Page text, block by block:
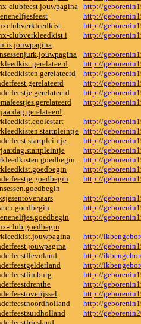
clubfeest.jouwpagina
clubverkleedkist.i
club.goedbegin
http://
http://
http://
http://
http://
http://
http://
http://
http://
http://
http://
http://
http://
http://
http://
http://
http://
http://
http://
http://
http://
http://
http://
http://
http://
http://
http://
http://
http://